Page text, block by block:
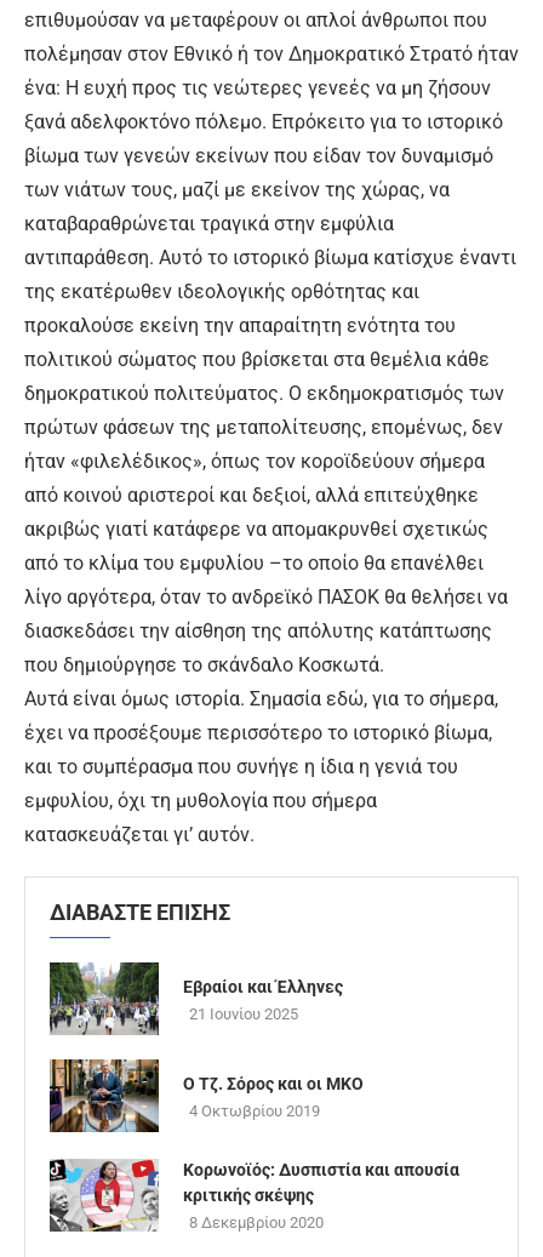
επιθυμούσαν να μεταφέρουν οι απλοί άνθρωποι που
πολέμησαν στον Εθνικό ή τον Δημοκρατικό Στρατό ήταν
ένα: Η ευχή προς τις νεώτερες γενεές να μη ζήσουν
ξανά αδελφοκτόνο πόλεμο. Επρόκειτο για το ιστορικό
βίωμα των γενεών εκείνων που είδαν τον δυναμισμό
των νιάτων τους, μαζί με εκείνον της χώρας, να
καταβαραθρώνεται τραγικά στην εμφύλια
αντιπαράθεση. Αυτό το ιστορικό βίωμα κατίσχυε έναντι
της εκατέρωθεν ιδεολογικής ορθότητας και
προκαλούσε εκείνη την απαραίτητη ενότητα του
πολιτικού σώματος που βρίσκεται στα θεμέλια κάθε
δημοκρατικού πολιτεύματος. Ο εκδημοκρατισμός των
πρώτων φάσεων της μεταπολίτευσης, επομένως, δεν
ήταν «φιλελέδικος», όπως τον κοροϊδεύουν σήμερα
από κοινού αριστεροί και δεξιοί, αλλά επιτεύχθηκε
ακριβώς γιατί κατάφερε να απομακρυνθεί σχετικώς
από το κλίμα του εμφυλίου –το οποίο θα επανέλθει
λίγο αργότερα, όταν το ανδρεϊκό ΠΑΣΟΚ θα θελήσει να
διασκεδάσει την αίσθηση της απόλυτης κατάπτωσης
που δημιούργησε το σκάνδαλο Κοσκωτά.
Αυτά είναι όμως ιστορία. Σημασία εδώ, για το σήμερα,
έχει να προσέξουμε περισσότερο το ιστορικό βίωμα,
και το συμπέρασμα που συνήγε η ίδια η γενιά του
εμφυλίου, όχι τη μυθολογία που σήμερα
κατασκευάζεται γι’ αυτόν.
ΔΙΑΒΑΣΤΕ ΕΠΙΣΗΣ
Εβραίοι και Έλληνες
21 Ιουνίου 2025
Ο Τζ. Σόρος και οι ΜΚΟ
4 Οκτωβρίου 2019
Κορωνοϊός: Δυσπιστία και απουσία
κριτικής σκέψης
8 Δεκεμβρίου 2020